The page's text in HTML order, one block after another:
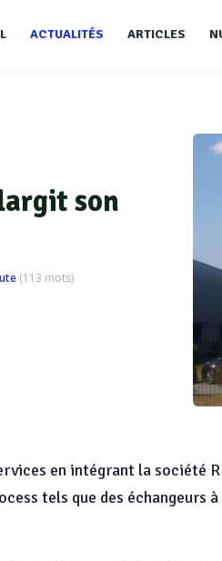
ACTUALITÉS ARTICLES
son
(113 mots)
en intégrant la société
tels que des